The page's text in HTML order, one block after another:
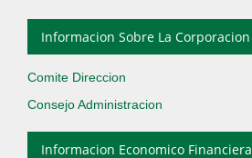
Informacion Sobre La Corporacion
Comite Direccion
Consejo Administracion
Informacion Economico Financiera